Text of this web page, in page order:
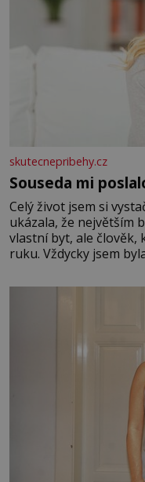
skutecnepribehy.cz
Souseda mi
Celý život jsem si
ukázala, že největším
vlastní byt, ale člověk,
ruku. Vždycky jsem
mi knihy, práce a